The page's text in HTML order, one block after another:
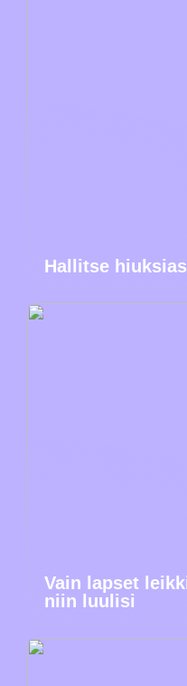
Hallitse
Vain lapset
niin luulisi